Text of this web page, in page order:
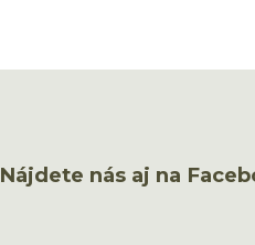
Nájdete nás aj na